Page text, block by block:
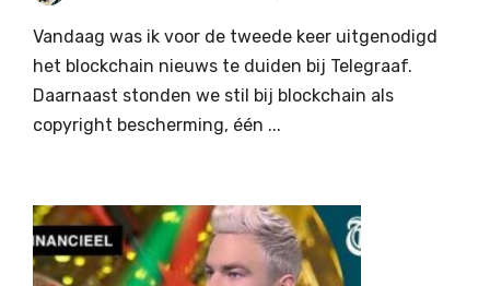
Vandaag was ik voor de tweede keer uitgenodigd
het blockchain nieuws te duiden bij Telegraaf.
Daarnaast stonden we stil bij blockchain als
copyright bescherming, één ...